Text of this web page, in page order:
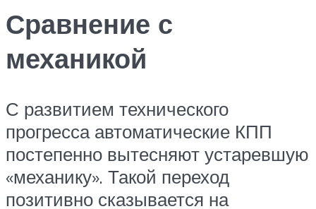
Сравнение с
механикой
С развитием технического
прогресса автоматические КПП
постепенно вытесняют устаревшую
«механику». Такой переход
позитивно сказывается на